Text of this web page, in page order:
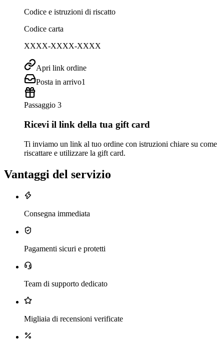
Codice e istruzioni di riscatto
Codice carta
XXXX-XXXX-XXXX
Apri link ordine
Posta in arrivo1
Passaggio 3
Ricevi il link della tua gift card
Ti inviamo un link al tuo ordine con istruzioni chiare su come
riscattare e utilizzare la gift card.
Vantaggi del servizio
Consegna immediata
Pagamenti sicuri e protetti
Team di supporto dedicato
Migliaia di recensioni verificate